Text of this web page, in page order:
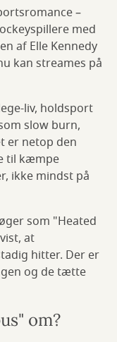
–
med
af Elle Kennedy
kan streames på
liv, holdsport
slow burn,
er netop den
til kæmpe
ikke mindst på
som "Heated
at
hitter. Der er
og de tætte
om?